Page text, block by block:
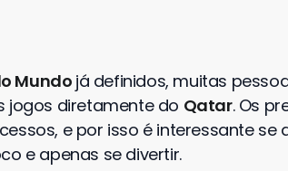
Mundojá definidos, muitas
jogos diretamente do Qatar. Os
e por isso é interessante se
e apenas se divertir.